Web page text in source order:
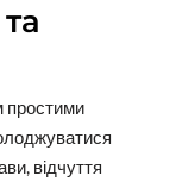
простими
відчуття